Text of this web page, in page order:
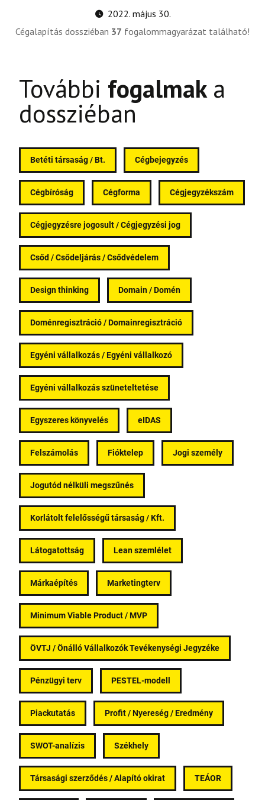
2022. május 30.
Cégalapítás dossziéban 37 fogalommagyarázat található!
További fogalmak a
dossziéban
Betéti társaság / Bt. Cégbejegyzés
Cégbíróság Cégforma Cégjegyzékszám
Cégjegyzésre jogosult / Cégjegyzési jog
Csőd / Csődeljárás / Csődvédelem
Design thinking Domain / Domén
Doménregisztráció / Domainregisztráció
Egyéni vállalkozás / Egyéni vállalkozó
Egyéni vállalkozás szüneteltetése
Egyszeres könyvelés eIDAS
Felszámolás Fióktelep Jogi személy
Jogutód nélküli megszűnés
Korlátolt felelősségű társaság / Kft.
Látogatottság Lean szemlélet
Márkaépítés Marketingterv
Minimum Viable Product / MVP
ÖVTJ / Önálló Vállalkozók Tevékenységi Jegyzéke
Pénzügyi terv PESTEL-modell
Piackutatás Profit / Nyereség / Eredmény
SWOT-analízis Székhely
Társasági szerződés / Alapító okirat TEÁOR